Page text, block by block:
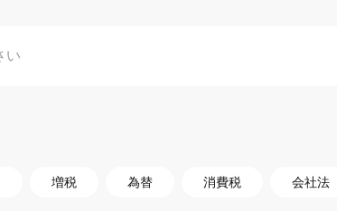
増税 為替 消費税 会社法